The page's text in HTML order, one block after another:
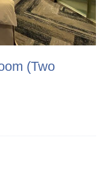
(Two